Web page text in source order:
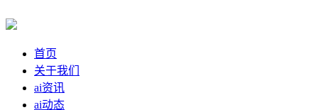
首页
关于我们
ai资讯
ai动态